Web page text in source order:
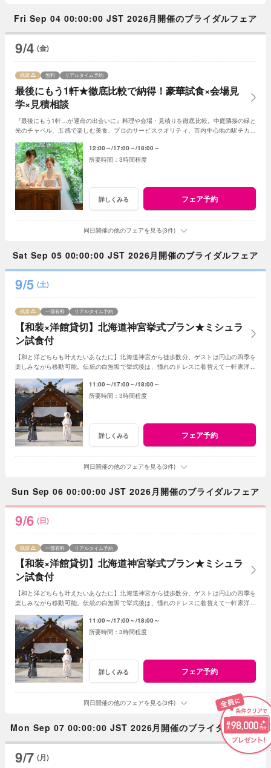
Fri Sep 04 00:00:00 JST 2026月開催のブライダルフェア
9/4 (金)
最後にもう1軒★徹底比較で納得！豪華試食×会場見
学×見積相談
残席 無料 リアルタイム予約
『最後にもう1軒…が運命の出会いに』料理や会場・見積りを徹底比較。中庭隣接の緑と
光のチャペル、五感で楽しむ美食、プロのサービスクオリティ、市内中心地の駅チカ好
12:00～ 17:00～ 18:00～
3時間程度
詳しくみる フェア予約
同日開催の他のフェアを見る(3件)
Sat Sep 05 00:00:00 JST 2026月開催のブライダルフェア
9/5 (土)
【和装×洋館貸切】北海道神宮挙式プラン★ミシュラ
ン試食付
残席 一部有料 リアルタイム予約
【和と洋どちらも叶えたいあなたに】北海道神宮から徒歩数分、ゲストは円山の四季を
楽しみながら移動可能。伝統の白無垢で挙式後は、憧れのドレスに着替えて一軒家洋館
11:00～ 17:00～ 18:00～
3時間程度
詳しくみる フェア予約
同日開催の他のフェアを見る(3件)
Sun Sep 06 00:00:00 JST 2026月開催のブライダルフェア
9/6 (日)
【和装×洋館貸切】北海道神宮挙式プラン★ミシュラ
ン試食付
残席 一部有料 リアルタイム予約
【和と洋どちらも叶えたいあなたに】北海道神宮から徒歩数分、ゲストは円山の四季を
楽しみながら移動可能。伝統の白無垢で挙式後は、憧れのドレスに着替えて一軒家洋館
11:00～ 17:00～ 18:00～
3時間程度
詳しくみる フェア予約
同日開催の他のフェアを見る(3件)
Mon Sep 07 00:00:00 JST 2026月開催のブライダルフェア
9/7 (月)